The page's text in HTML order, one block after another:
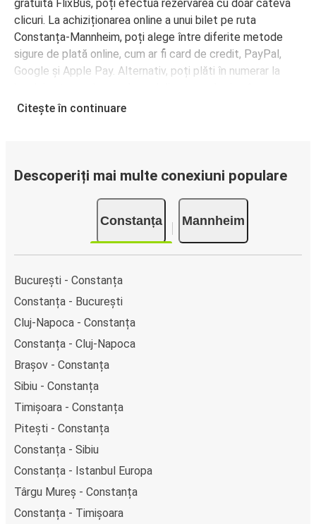
gratuită FlixBus, poți efectua rezervarea cu doar câteva
clicuri. La achiziționarea online a unui bilet pe ruta
Constanța-Mannheim, poți alege între diferite metode
sigure de plată online, cum ar fi card de credit, PayPal,
Google și Apple Pay. Alternativ, poți plăti în numerar la
Citește în continuare
Descoperiți mai multe conexiuni populare
Constanța Mannheim
București - Constanța
Constanța - București
Cluj-Napoca - Constanța
Constanța - Cluj-Napoca
Brașov - Constanța
Sibiu - Constanța
Timișoara - Constanța
Pitești - Constanța
Constanța - Sibiu
Constanța - Istanbul Europa
Târgu Mureș - Constanța
Constanța - Timișoara